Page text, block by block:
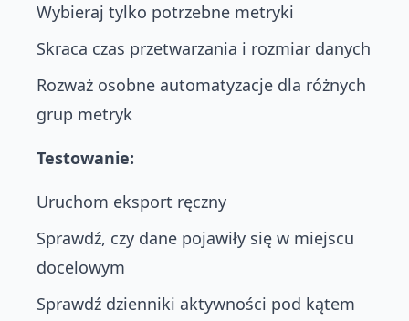
Wybieraj tylko potrzebne metryki
Skraca czas przetwarzania i rozmiar danych
Rozważ osobne automatyzacje dla różnych
grup metryk
Testowanie:
Uruchom eksport ręczny
Sprawdź, czy dane pojawiły się w miejscu
docelowym
Sprawdź dzienniki aktywności pod kątem